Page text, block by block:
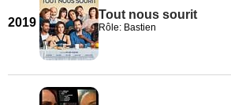
2019
Tout nous sourit
Rôle: Bastien